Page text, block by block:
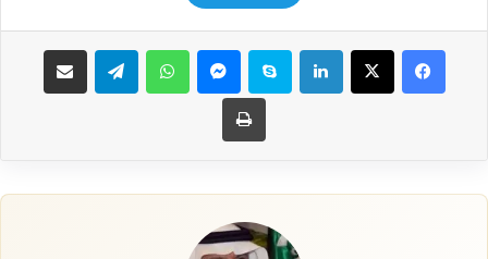
فيسبوك‫X لينكدإن سكايب ماسنجر واتساب تيلقرام مشاركة عبر البريد
طباعة